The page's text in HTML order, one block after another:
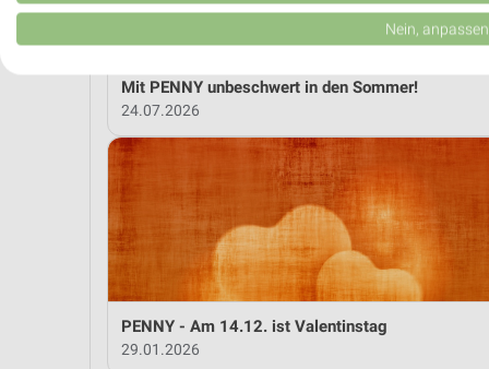
Mit PENNY unbeschwert in den Sommer!
24.07.2026
PENNY - Am 14.12. ist Valentinstag
29.01.2026
Erstellung von Profilen für personalisierte Werbung
Erstellung von Profilen zur Personalisierung von Inhalten
Verwendung von Profilen zur Auswahl personalisierter Inhalte
Messung der Werbeleistung
Messung der Performance von Inhalten
Analyse von Zielgruppen durch Statistiken oder Kombinationen
Entwicklung und Verbesserung der Angebote
Nein, anpassen